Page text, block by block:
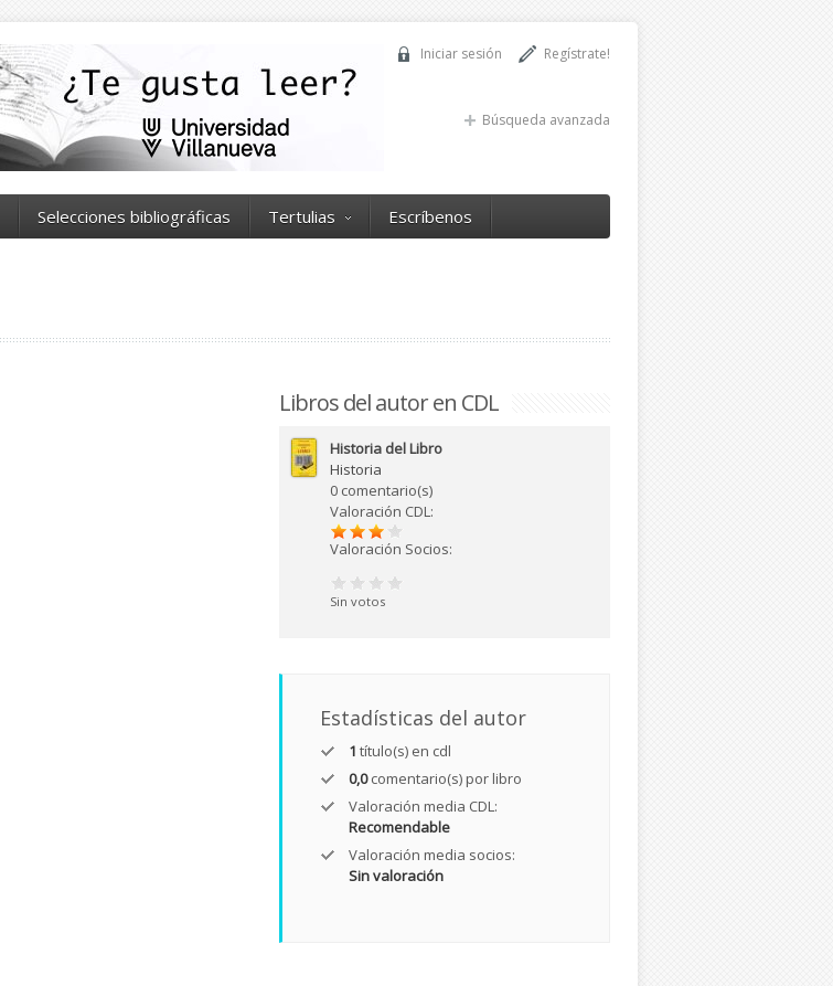
Regístrate!
Iniciar sesión
Búsqueda avanzada
Selecciones bibliográficas Tertulias Escríbenos
Libros del autor en CDL
Historia del Libro
Historia
0 comentario(s)
Valoración CDL:
Valoración Socios:
Sin votos
Estadísticas del autor
1 título(s) en cdl
0,0comentario(s) por libro
Valoración media CDL:
Recomendable
Valoración media socios:
Sin valoración